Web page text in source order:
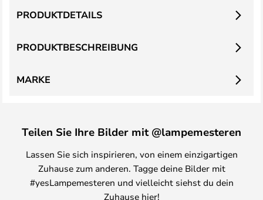
PRODUKTBESCHREIBUNG
PRODUKTDETAILS
MARKE
Teilen Sie Ihre Bilder mit @lampemesteren
Lassen Sie sich inspirieren, von einem einzigartigen
Zuhause zum anderen. Tagge deine Bilder mit
#yesLampemesteren und vielleicht siehst du dein
Zuhause hier!